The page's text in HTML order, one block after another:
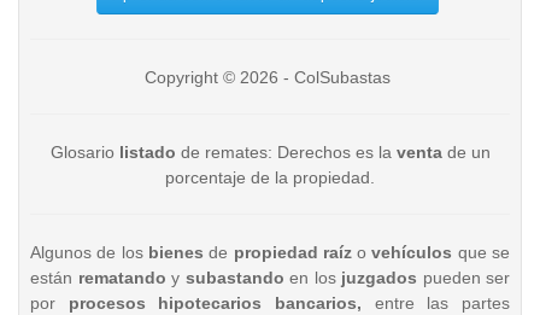
Copyright © 2026 - ColSubastas
Glosario listado de remates: Derechos es la ventade un
porcentaje de la propiedad.
Algunos de los bienesde propiedad raízo vehículos que se
están rematando y subastando en los juzgados pueden ser
por procesos hipotecarios bancarios, entre las partes